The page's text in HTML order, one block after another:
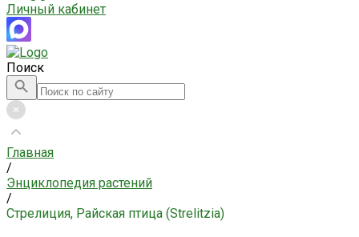
Личный кабинет
Поиск
Главная
/
Энциклопедия растений
/
Стрелиция, Райская птица (Strelitzia)